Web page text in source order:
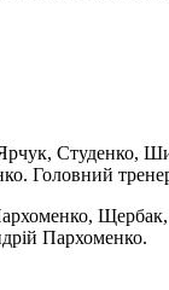
Студенко,
Головний
Пархоменко.